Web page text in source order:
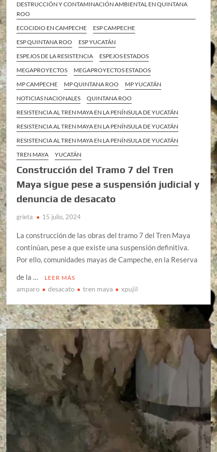
DESTRUCCIÓN Y CONTAMINACIÓN AMBIENTAL EN QUINTANA
ROO
ECOCIDIO EN CAMPECHE
ESP CAMPECHE
ESP QUINTANA ROO
ESP YUCATÁN
ESPEJOS DE LA RESISTENCIA
ESPEJOS ESTADOS
MEGAPROYECTOS
MEGAPROYECTOS ESTADOS
MP CAMPECHE
MP QUINTANA ROO
MP YUCATÁN
NOTICIAS NACIONALES
QUINTANA ROO
RESISTENCIA AL TREN MAYA EN LA PENÍNSULA DE YUCATÁN
RESISTENCIA AL TREN MAYA EN LA PENÍNSULA DE YUCATÁN
RESISTENCIA AL TREN MAYA EN LA PENÍNSULA DE YUCATÁN
TREN MAYA
YUCATÁN
Construcción del Tramo 7 del Tren
Maya sigue pese a suspensión judicial y
denuncia de desacato
grieta 15 julio, 2024
La construcción de las obras del tramo 7 del Tren Maya
continúan, pese a que existe una suspensión definitiva.
Por ello, comunidades mayas de Campeche, en la Reserva
de la …
LEER MÁS
amparo desacato tren maya xpujil